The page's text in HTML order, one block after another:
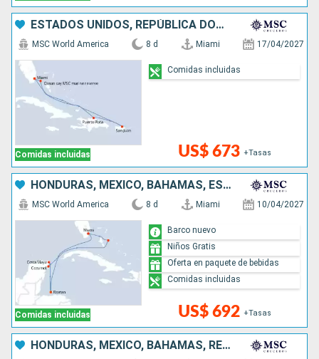
ESTADOS UNIDOS, REPÚBLICA DOMINICANA, PUERTO RICO, BAHAMAS
Comidas incluidas
MSC World America 8 d Miami 17/04/2027
US$ 673 +Tasas
Comidas incluidas
HONDURAS, MÉXICO, BAHAMAS, ESTADOS UNIDOS
Comidas incluidas
MSC World America 8 d Miami 10/04/2027
US$ 692 +Tasas
Barco nuevo
Niños Gratis
Oferta en paquete de bebidas
Comidas incluidas
HONDURAS, MÉXICO, BAHAMAS, REPÚBLICA DOMINICANA, PUERTO RICO, ESTADOS UNIDOS